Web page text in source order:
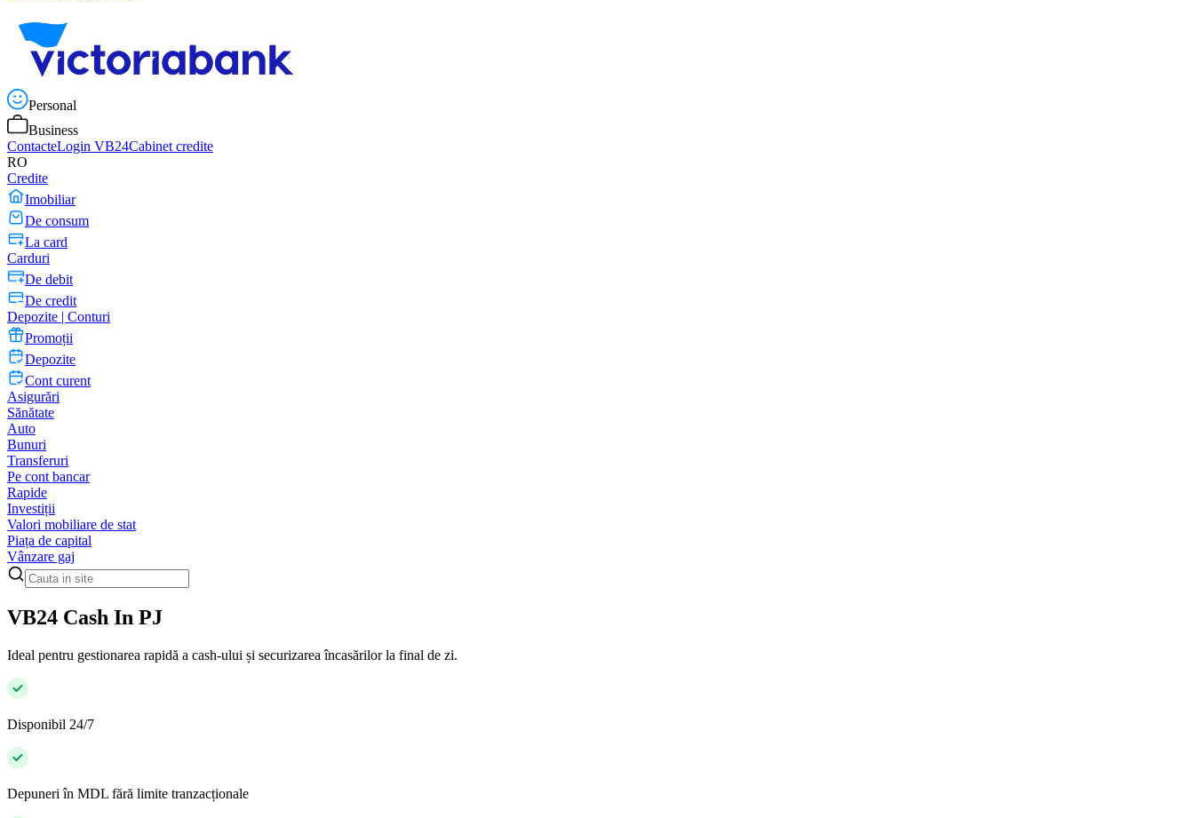
Personal
Business
ContacteLogin VB24Cabinet credite
RO
Credite
Imobiliar
De consum
La card
Carduri
De debit
De credit
Depozite | Conturi
Promoții
Depozite
Cont curent
Asigurări
Sănătate
Auto
Bunuri
Transferuri
Pe cont bancar
Rapide
Investiții
Valori mobiliare de stat
Piața de capital
Vânzare gaj
VB24 Cash In PJ
Ideal pentru gestionarea rapidă a cash-ului și securizarea încasărilor la final de zi.
Disponibil 24/7
Depuneri în MDL fără limite tranzacționale